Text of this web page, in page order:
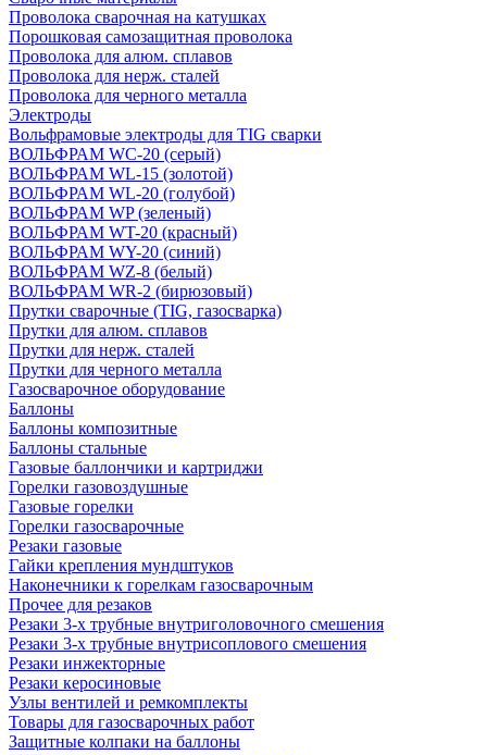
Проволока сварочная на катушках
Порошковая самозащитная проволока
Проволока для алюм. сплавов
Проволока для нерж. сталей
Проволока для черного металла
Электроды
Вольфрамовые электроды для TIG сварки
ВОЛЬФРАМ WC-20 (серый)
ВОЛЬФРАМ WL-15 (золотой)
ВОЛЬФРАМ WL-20 (голубой)
ВОЛЬФРАМ WP (зеленый)
ВОЛЬФРАМ WT-20 (красный)
ВОЛЬФРАМ WY-20 (синий)
ВОЛЬФРАМ WZ-8 (белый)
ВОЛЬФРАМ WR-2 (бирюзовый)
Прутки сварочные (TIG, газосварка)
Прутки для алюм. сплавов
Прутки для нерж. сталей
Прутки для черного металла
Газосварочное оборудование
Баллоны
Баллоны композитные
Баллоны стальные
Газовые баллончики и картриджи
Горелки газовоздушные
Газовые горелки
Горелки газосварочные
Резаки газовые
Гайки крепления мундштуков
Наконечники к горелкам газосварочным
Прочее для резаков
Резаки 3-х трубные внутриголовочного смешения
Резаки 3-х трубные внутрисоплового смешения
Резаки инжекторные
Резаки керосиновые
Узлы вентилей и ремкомплекты
Товары для газосварочных работ
Защитные колпаки на баллоны